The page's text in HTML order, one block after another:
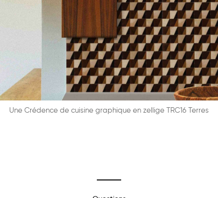
Une Crédence de cuisine graphique en zellige TRC16 Terres